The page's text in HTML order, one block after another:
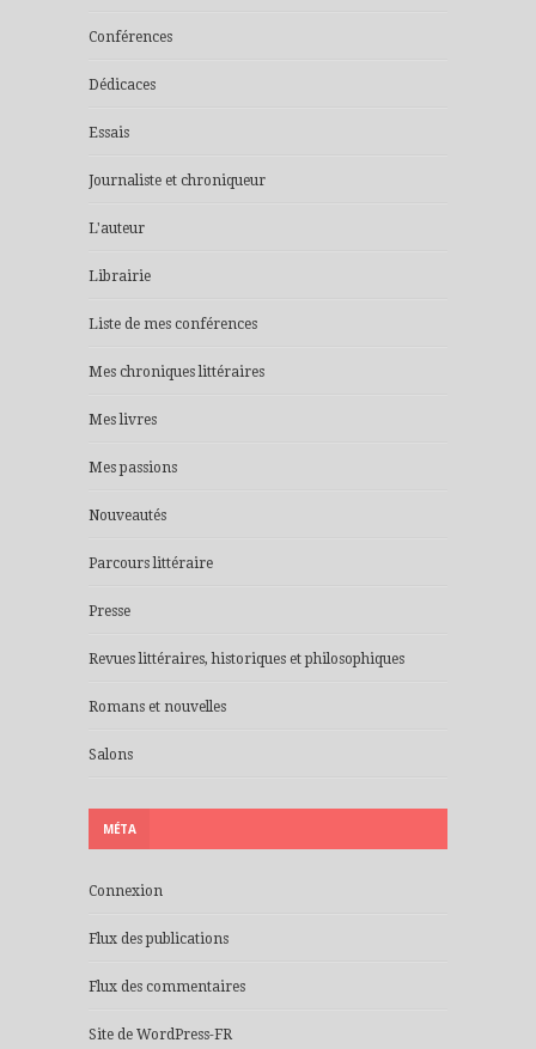
Conférences
Dédicaces
Essais
Journaliste et chroniqueur
L'auteur
Librairie
Liste de mes conférences
Mes chroniques littéraires
Mes livres
Mes passions
Nouveautés
Parcours littéraire
Presse
Revues littéraires, historiques et philosophiques
Romans et nouvelles
Salons
MÉTA
Connexion
Flux des publications
Flux des commentaires
Site de WordPress-FR